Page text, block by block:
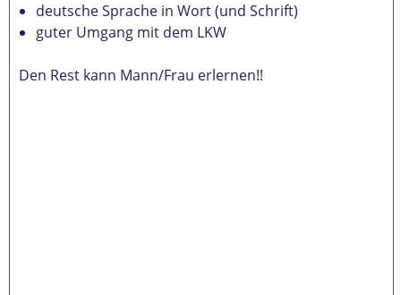
deutsche Sprache in Wort (und Schrift)
guter Umgang mit dem LKW
Den Rest kann Mann/Frau erlernen!!